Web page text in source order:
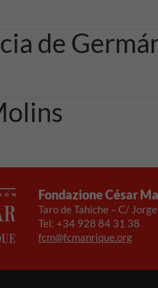
de
Fondazione César
Taro de Tahíche – C/
Tel: +34 928 84 31 38
fcm@fcmanrique.org